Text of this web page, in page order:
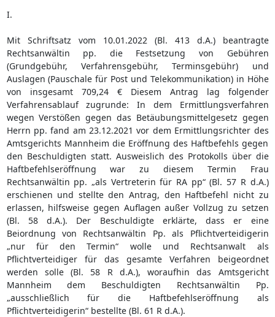
I.
Mit Schriftsatz vom 10.01.2022 (Bl. 413 d.A.) beantragte
Rechtsanwältin pp. die Festsetzung von Gebühren
(Grundgebühr, Verfahrensgebühr, Terminsgebühr) und
Auslagen (Pauschale für Post und Telekommunikation) in Höhe
von insgesamt 709,24 € Diesem Antrag lag folgender
Verfahrensablauf zugrunde: In dem Ermittlungsverfahren
wegen Verstößen gegen das Betäubungsmittelgesetz gegen
Herrn pp. fand am 23.12.2021 vor dem Ermittlungsrichter des
Amtsgerichts Mannheim die Eröffnung des Haftbefehls gegen
den Beschuldigten statt. Ausweislich des Protokolls über die
Haftbefehlseröffnung war zu diesem Termin Frau
Rechtsanwältin pp. „als Vertreterin für RA pp“ (Bl. 57 R d.A.)
erschienen und stellte den Antrag, den Haftbefehl nicht zu
erlassen, hilfsweise gegen Auflagen außer Vollzug zu setzen
(Bl. 58 d.A.). Der Beschuldigte erklärte, dass er eine
Beiordnung von Rechtsanwältin Pp. als Pflichtverteidigerin
„nur für den Termin“ wolle und Rechtsanwalt als
Pflichtverteidiger für das gesamte Verfahren beigeordnet
werden solle (Bl. 58 R d.A.), woraufhin das Amtsgericht
Mannheim dem Beschuldigten Rechtsanwältin Pp.
„ausschließlich für die Haftbefehlseröffnung als
Pflichtverteidigerin“ bestellte (Bl. 61 R d.A.).